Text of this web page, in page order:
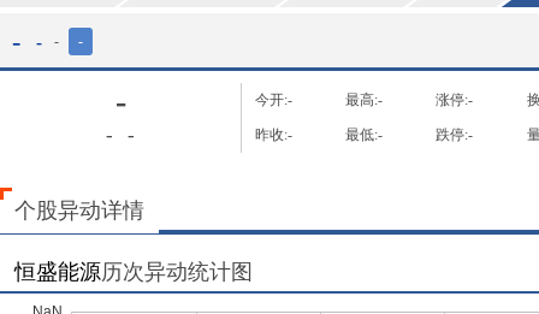
- - - -
-
- -
今开:- 最高:- 涨停:-
昨收:- 最低:- 跌停:-
个股异动详情
恒盛能源历次异动统计图